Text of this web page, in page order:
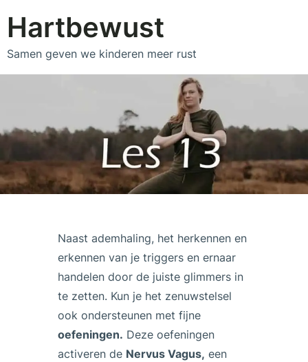
Hartbewust
Samen geven we kinderen meer rust
Naast ademhaling, het herkennen en
erkennen van je triggers en ernaar
handelen door de juiste glimmers in
te zetten. Kun je het zenuwstelsel
ook ondersteunen met fijne
oefeningen. Deze oefeningen
activeren de Nervus Vagus, een